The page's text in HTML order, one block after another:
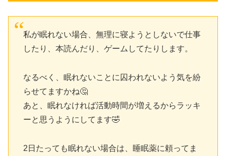
私が眠れない場合、無理に寝ようとしないで仕事
したり、本読んだり、ゲームしてたりします。
なるべく、眠れないことに囚われないよう気を紛
らせてますかね🤔
あと、眠れなければ活動時間が増えるからラッキ
ーと思うようにしてます🤣
2日たっても眠れない場合は、睡眠薬に頼ってま